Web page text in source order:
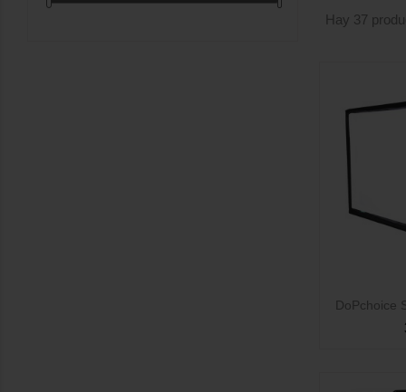
Hay 37
DoPchoice
